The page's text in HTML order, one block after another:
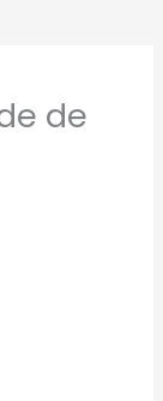
de